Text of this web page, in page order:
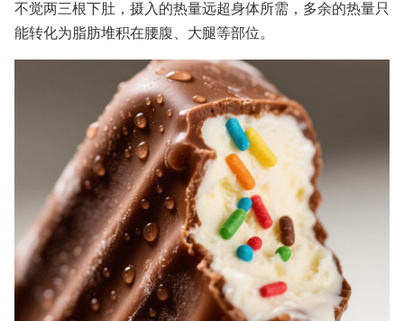
不觉两三根下肚，摄入的热量远超身体所需，多余的热量只
能转化为脂肪堆积在腰腹、大腿等部位。